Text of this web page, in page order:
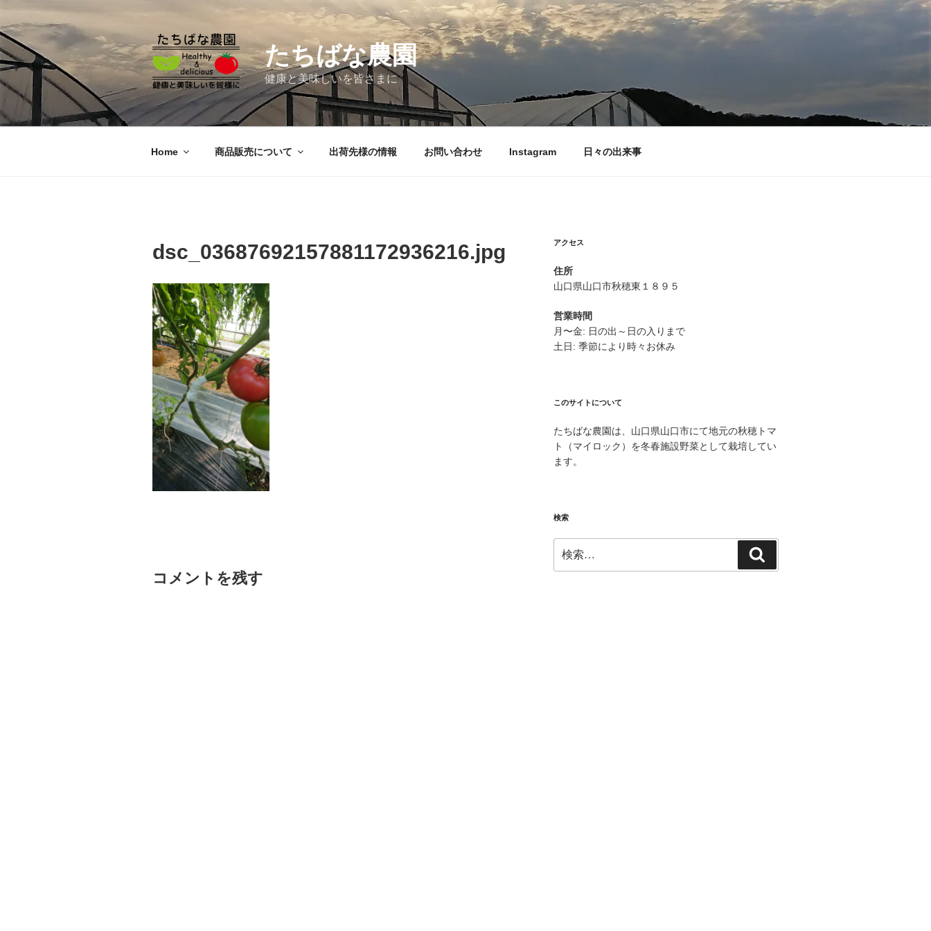
コ
ン
テ
ン
ツ
へ
キ
たちばな農園
健康と美味しいを皆さまに
Home 商品販売について 出荷先様の情報 お問い合わせ Instagram 日々の出来事
dsc_03687692157881172936216.jpg
コメントを残す
アクセス
住所
山口県山口市秋穂東１８９５
営業時間
月〜金: 日の出～日の入りまで
土日: 季節により時々お休み
このサイトについて
たちばな農園は、山口県山口市にて地元の秋穂トマ
ト（マイロック）を冬春施設野菜として栽培してい
ます。
検索
索:
索